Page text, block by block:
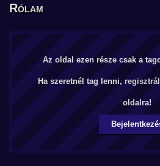
Rólam
Az oldal ezen része csak a
Ha szeretnél tag lenni,
oldalra!